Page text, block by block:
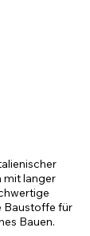
mit langer
Baustoffe für
Bauen.